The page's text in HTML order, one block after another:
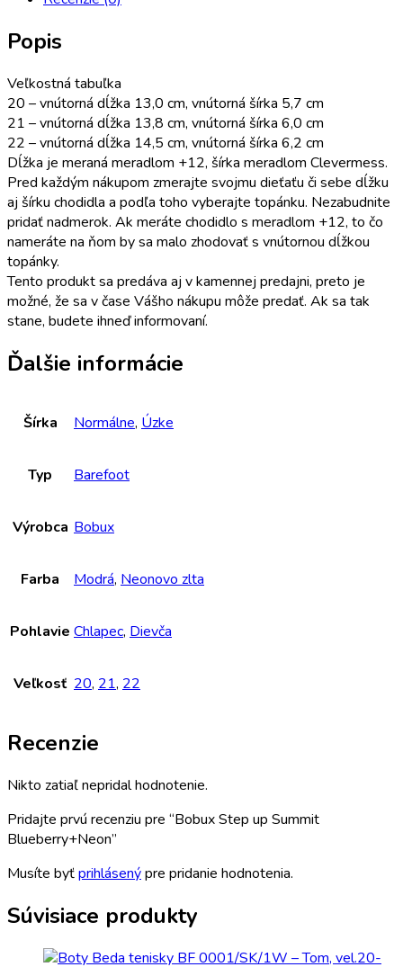
Popis
Veľkostná tabuľka
20 – vnútorná dĺžka 13,0 cm, vnútorná šírka 5,7 cm
21 – vnútorná dĺžka 13,8 cm, vnútorná šírka 6,0 cm
22 – vnútorná dĺžka 14,5 cm, vnútorná šírka 6,2 cm
Dĺžka je meraná meradlom +12, šírka meradlom Clevermess.
Pred každým nákupom zmerajte svojmu dieťaťu či sebe dĺžku
aj šírku chodidla a podľa toho vyberajte topánku. Nezabudnite
pridať nadmerok. Ak meráte chodidlo s meradlom +12, to čo
nameráte na ňom by sa malo zhodovať s vnútornou dĺžkou
topánky.
Tento produkt sa predáva aj v kamennej predajni, preto je
možné, že sa v čase Vášho nákupu môže predať. Ak sa tak
stane, budete ihneď informovaní.
Ďalšie informácie
Šírka Normálne, Úzke
Typ Barefoot
Výrobca Bobux
Farba Modrá, Neonovo zlta
Pohlavie Chlapec, Dievča
Veľkosť 20, 21, 22
Recenzie
Nikto zatiaľ nepridal hodnotenie.
Pridajte prvú recenziu pre “Bobux Step up Summit
Blueberry+Neon”
Musíte byťprihlásenýpre pridanie hodnotenia.
Súvisiace produkty